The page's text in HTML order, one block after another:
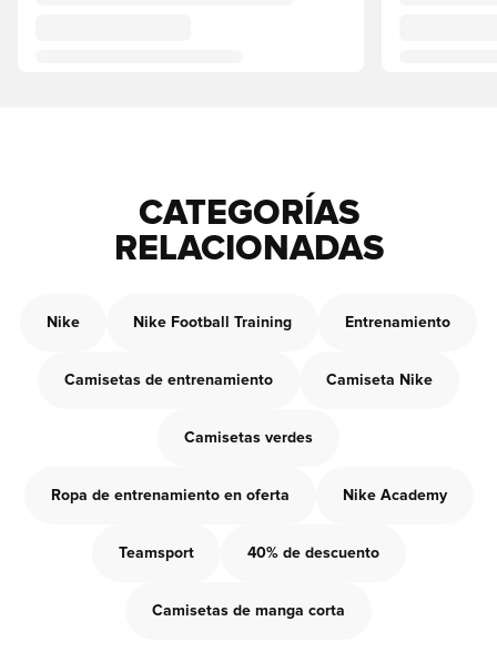
CATEGORÍAS
RELACIONADAS
Nike Nike Football Training Entrenamiento
Camisetas de entrenamiento Camiseta Nike
Camisetas verdes
Ropa de entrenamiento en oferta Nike Academy
Teamsport 40% de descuento
Camisetas de manga corta